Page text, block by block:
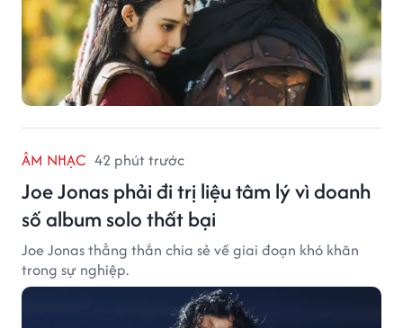
ÂM NHẠC 42 phút trước
Joe Jonas phải đi trị liệu tâm lý vì doanh
số album solo thất bại
Joe Jonas thẳng thắn chia sẻ về giai đoạn khó khăn
trong sự nghiệp.